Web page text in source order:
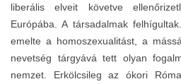
liberális elveit követve
Európába. A társadalmak
emelte a homoszexualitást, a
nevetség tárgyává tett olyan
nemzet. Erkölcsileg az ókori